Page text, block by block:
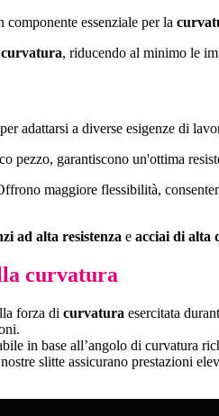
componente essenziale per la
, riducendo al minimo le
adattarsi a diverse esigenze di
pezzo, garantiscono un'ottima
maggiore flessibilità,
ad alta resistenza e acciai di alta
curvatura
forza di curvatura esercitata
in base all’angolo di curvatura
slitte assicurano prestazioni